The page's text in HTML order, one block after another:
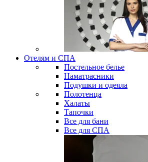
Отелям и СПА
Постельное белье
Наматрасники
Подушки и одеяла
Полотенца
Халаты
Тапочки
Все для бани
Все для СПА